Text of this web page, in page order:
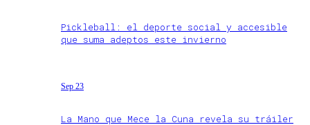
Pickleball: el deporte social y accesible
que suma adeptos este invierno
Sep 23
La Mano que Mece la Cuna revela su tráiler